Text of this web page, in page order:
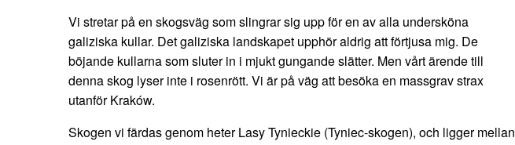
Vi stretar på en skogsväg som slingrar sig upp för en av alla undersköna
galiziska kullar. Det galiziska landskapet upphör aldrig att förtjusa mig. De
böjande kullarna som sluter in i mjukt gungande slätter. Men vårt ärende till
denna skog lyser inte i rosenrött. Vi är på väg att besöka en massgrav strax
utanför Kraków.
Skogen vi färdas genom heter Lasy Tynieckie (Tyniec-skogen), och ligger mellan